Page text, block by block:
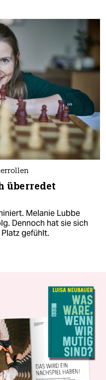
überredet
Melanie Lubbe
Dennoch hat sie sich
gefühlt.